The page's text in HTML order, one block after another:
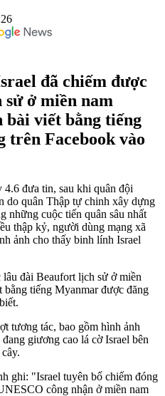
đã chiếm được
ở miền nam
viết bằng tiếng
trên Facebook vào
4.6 đưa tin, sau khi quân đội
do quân Thập tự chinh xây dựng
những cuộc tiến quân sâu nhất
thập kỷ, người dùng mạng xã
ảnh cho thấy binh lính Israel
đài Beaufort lịch sử ở miền
tiếng Myanmar được đăng
tương tác, bao gồm hình ảnh
giương cao lá cờ Israel bên
ghi: "Israel tuyên bố chiếm đóng
công nhận ở miền nam